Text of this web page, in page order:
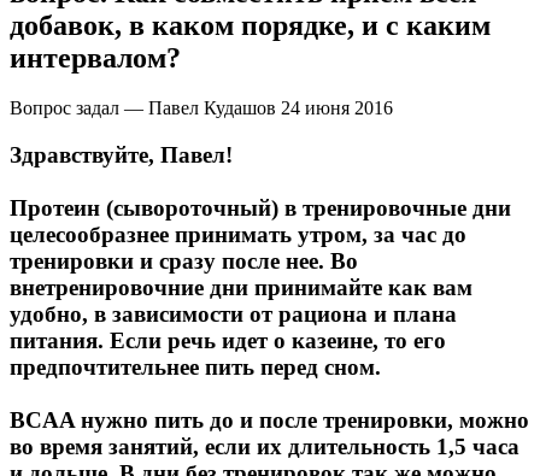
Для тренировки
НАЗАД
BCAA
НАЗАД
Порошковые BCAA
BCAA в таблетках и капсулах
Предтренировочные комплексы
добавок, в каком порядке, и с каким
интервалом?
Вопрос задал — Павел Кудашов 24 июня 2016
Здравствуйте, Павел!
Протеин (сывороточный) в тренировочные дни
целесообразнее принимать утром, за час до
тренировки и сразу после нее. Во
внетренировочние дни принимайте как вам
удобно, в зависимости от рациона и плана
питания. Если речь идет о казеине, то его
предпочтительнее пить перед сном.
BCAA нужно пить до и после тренировки, можно
во время занятий, если их длительность 1,5 часа